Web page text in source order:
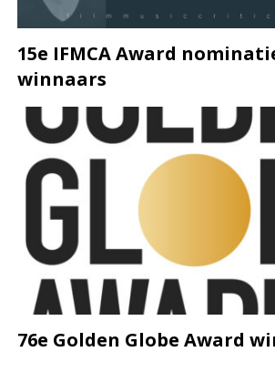
15e IFMCA Award
winnaars
76e Golden Globe Award